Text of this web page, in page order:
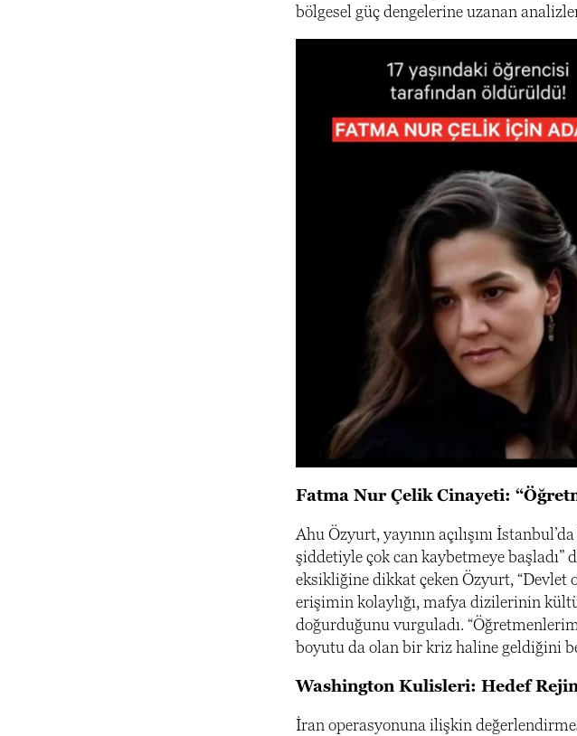
bölgesel güç dengelerine uzanan
Fatma Nur Çelik Cinayeti:
Ahu Özyurt, yayının açılışını
şiddetiyle çok can kaybetmeye
eksikliğine dikkat çeken Özyurt, “Devlet
erişimin kolaylığı, mafya dizilerinin
doğurduğunu vurguladı.
boyutu da olan bir kriz haline geldiğini
Washington Kulisleri: Hedef
İran operasyonuna ilişkin